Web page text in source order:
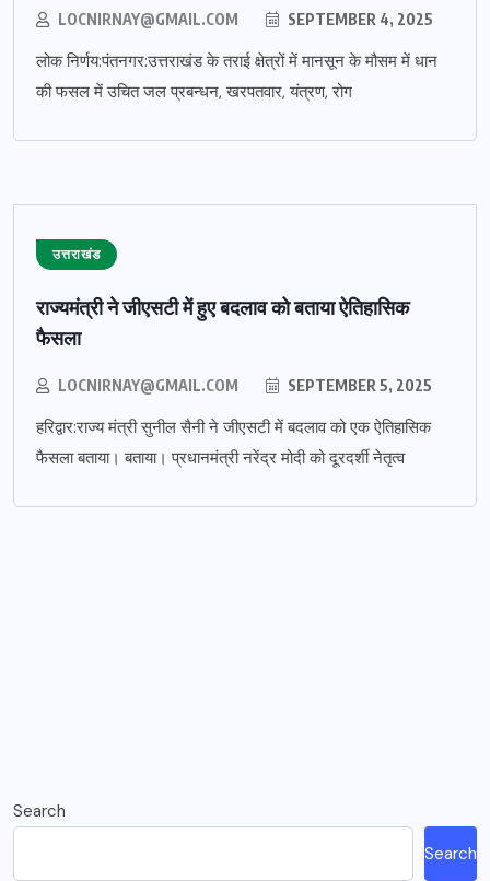
LOCNIRNAY@GMAIL.COM SEPTEMBER 4, 2025
लोक निर्णय:पंतनगर:उत्तराखंड के तराई क्षेत्रों में मानसून के मौसम में धान
की फसल में उचित जल प्रबन्धन, खरपतवार, यंत्रण, रोग
उत्तराखंड
राज्यमंत्री ने जीएसटी में हुए बदलाव को बताया ऐतिहासिक
फैसला
LOCNIRNAY@GMAIL.COM SEPTEMBER 5, 2025
हरिद्वार:राज्य मंत्री सुनील सैनी ने जीएसटी में बदलाव को एक ऐतिहासिक
फैसला बताया। बताया। प्रधानमंत्री नरेंद्र मोदी को दूरदर्शी नेतृत्व
Search
Search